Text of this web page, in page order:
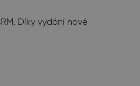
Díky vydání nové